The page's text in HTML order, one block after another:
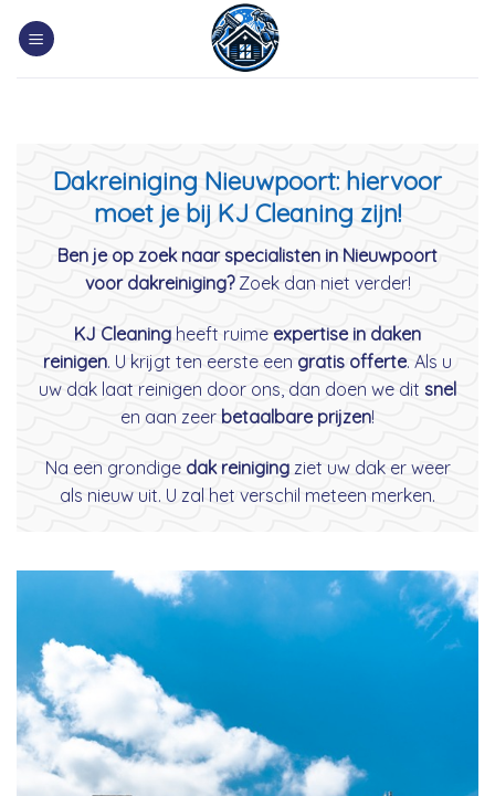
Dakreiniging Nieuwpoort: hiervoor
moet je bij KJ Cleaning zijn!
Ben je op zoek naar specialisten in Nieuwpoort
voor dakreiniging?Zoek dan niet verder!
KJ Cleaning heeft ruime expertise in daken
reinigen. U krijgt ten eerste een gratis offerte. Als u
uw dak laat reinigen door ons, dan doen we dit snel
en aan zeer betaalbare prijzen!
Na een grondige dak reinigingziet uw dak er weer
als nieuw uit. U zal het verschil meteen merken.